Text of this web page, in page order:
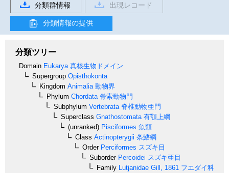
分類群情報
出現レコード
分類情報の提供
分類ツリー
Domain Eukarya 真核生物ドメイン
Supergroup Opisthokonta
Kingdom Animalia 動物界
Phylum Chordata 脊索動物門
Subphylum Vertebrata 脊椎動物亜門
Superclass Gnathostomata 有顎上綱
(unranked) Pisciformes 魚類
Class Actinopterygii 条鰭綱
OrderPerciformes スズキ目
SuborderPercoidei スズキ亜目
Family Lutjanidae Gill, 1861 フエダイ科